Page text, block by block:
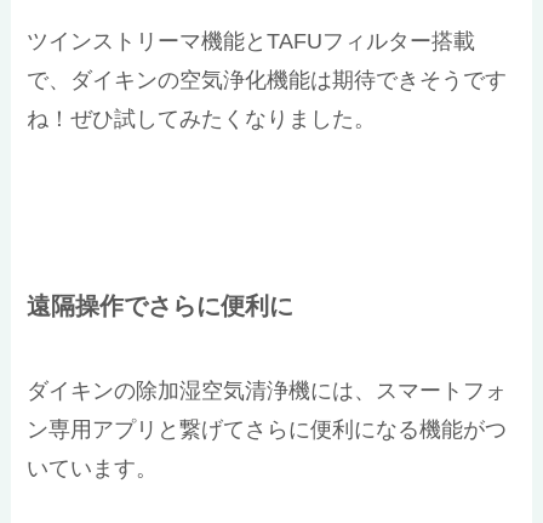
ツインストリーマ機能とTAFUフィルター搭載
で、ダイキンの空気浄化機能は期待できそうです
ね！ぜひ試してみたくなりました。
遠隔操作でさらに便利に
ダイキンの除加湿空気清浄機には、スマートフォ
ン専用アプリと繋げてさらに便利になる機能がつ
いています。